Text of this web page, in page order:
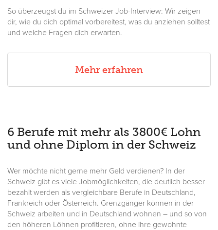
So überzeugst du im Schweizer Job-Interview: Wir zeigen
dir, wie du dich optimal vorbereitest, was du anziehen solltest
und welche Fragen dich erwarten.
Mehr erfahren
6 Berufe mit mehr als 3800€ Lohn
und ohne Diplom in der Schweiz
Wer möchte nicht gerne mehr Geld verdienen? In der
Schweiz gibt es viele Jobmöglichkeiten, die deutlich besser
bezahlt werden als vergleichbare Berufe in Deutschland,
Frankreich oder Österreich. Grenzgänger können in der
Schweiz arbeiten und in Deutschland wohnen – und so von
den höheren Löhnen profitieren, ohne ihre gewohnte